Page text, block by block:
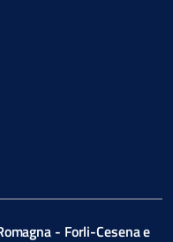
- Forli-Cesena e